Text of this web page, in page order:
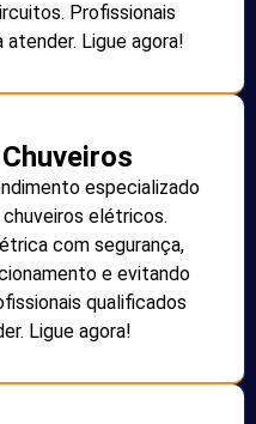
Profissionais
Ligue agora!
especializado
elétricos.
com segurança,
e evitando
qualificados
Ligue agora!